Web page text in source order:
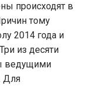
происходят в
тому
2014 года и
из десяти
ведущими
Для